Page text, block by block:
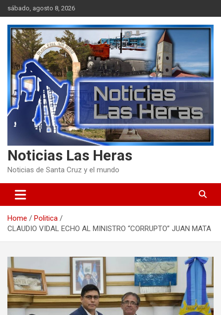
Skip
to
content
sábado, agosto 8, 2026
Noticias Las Heras
Noticias de Santa Cruz y el mundo
Home
Politica
CLAUDIO VIDAL ECHO AL MINISTRO “CORRUPTO” JUAN MATA